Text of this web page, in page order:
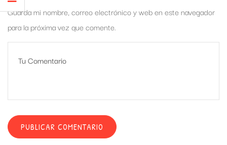
Guarda mi nombre, correo electrónico y web en este navegador
para la próxima vez que comente.